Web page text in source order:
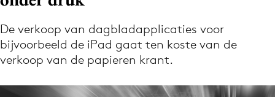
Volg het laatste nieuws via de Adformatie
Nieuws app
De verkoop van dagbladapplicaties voor
bijvoorbeeld de iPad gaat ten koste van de
verkoop van de papieren krant.